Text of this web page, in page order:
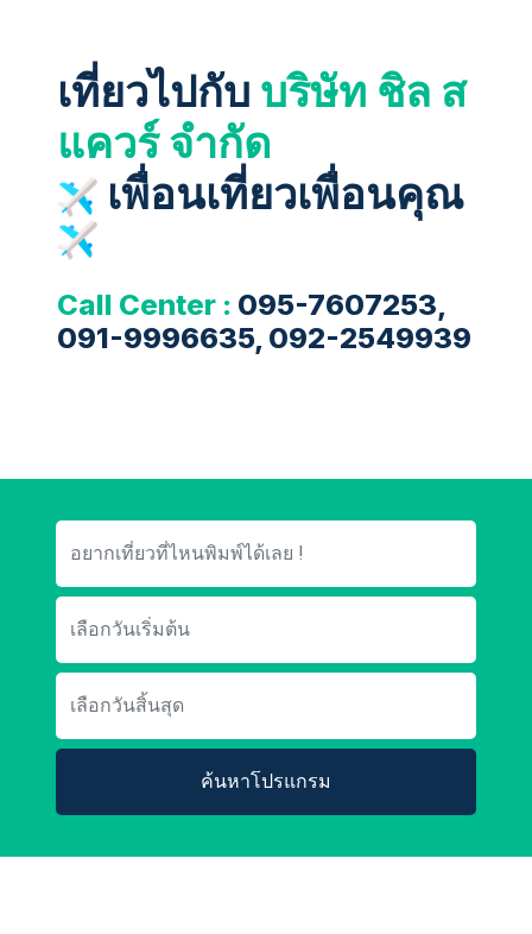
เที่ยวไปกับ บริษัท ชิล ส
แควร์ จำกัด
เพื่อนเที่ยวเพื่อนคุณ
Call Center : 095-7607253,
091-9996635, 092-2549939
ค้นหาโปรแกรม